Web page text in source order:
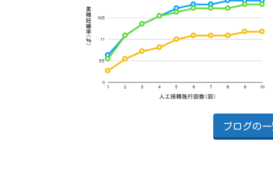
ブログの